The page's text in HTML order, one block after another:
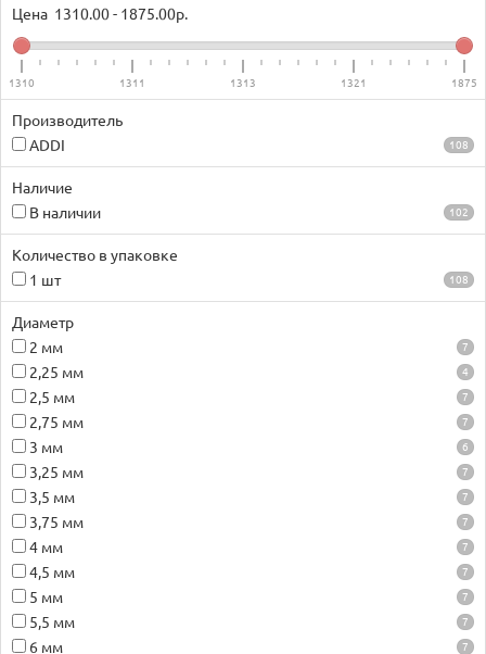
Цена 1310.00- 1875.00р.
1310 1311 1313 1321 1875
Производитель
ADDI
108
Наличие
В наличии
102
Количество в упаковке
1 шт
108
Диаметр
2 мм
7
2,25 мм 4
2,5 мм 7
2,75 мм 7
3 мм 6
3,25 мм 7
3,5 мм 7
3,75 мм 7
4 мм 7
4,5 мм 7
5 мм 7
5,5 мм 7
6 мм 7